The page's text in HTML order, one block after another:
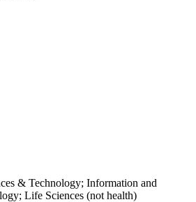
& Technology; Information and
Life Sciences (not health)